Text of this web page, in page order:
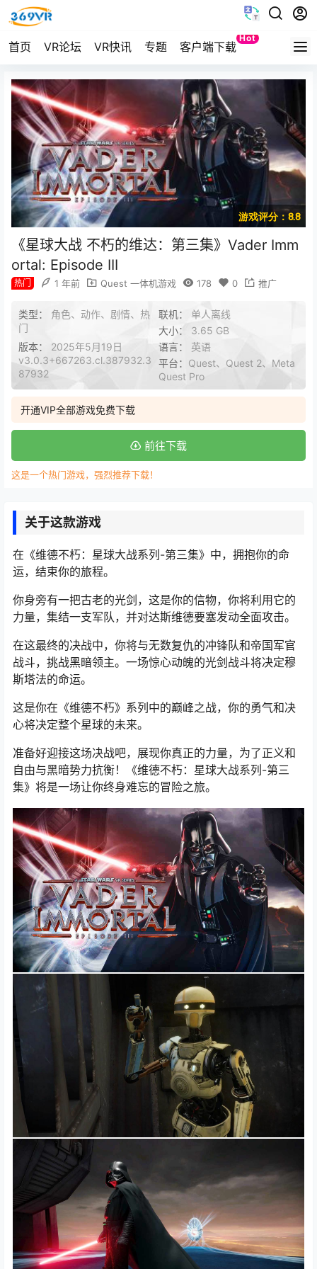
首页 VR论坛 VR快讯 专题 客户端下载
Hot
Quest
游戏评分：8.8
《星球大战 不朽的维达：第三集》Vader Imm
ortal: Episode III
热门 1 年前 Quest 一体机游戏 178 0 推广
类型： 角色、动作、剧情、热
门
联机： 单人离线
大小： 3.65 GB
版本： 2025年5月19日
v3.0.3+667263.cl.387932.3
87932
语言： 英语
平台： Quest、Quest 2、Meta
Quest Pro
开通VIP全部游戏免费下载
前往下载
这是一个热门游戏，强烈推荐下载！
关于这款游戏
在《维德不朽：星球大战系列-第三集》中，拥抱你的命
运，结束你的旅程。
你身旁有一把古老的光剑，这是你的信物，你将利用它的
力量，集结一支军队，并对达斯维德要塞发动全面攻击。
在这最终的决战中，你将与无数复仇的冲锋队和帝国军官
战斗，挑战黑暗领主。一场惊心动魄的光剑战斗将决定穆
斯塔法的命运。
这是你在《维德不朽》系列中的巅峰之战，你的勇气和决
心将决定整个星球的未来。
准备好迎接这场决战吧，展现你真正的力量，为了正义和
自由与黑暗势力抗衡！《维德不朽：星球大战系列-第三
集》将是一场让你终身难忘的冒险之旅。